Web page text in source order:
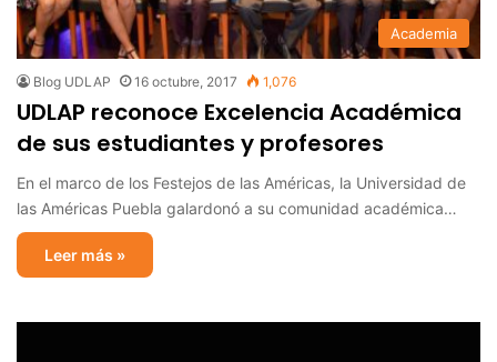
Academia
Blog UDLAP 16 octubre, 2017 1,076
UDLAP reconoce Excelencia Académica
de sus estudiantes y profesores
En el marco de los Festejos de las Américas, la Universidad de
las Américas Puebla galardonó a su comunidad académica…
Leer más »